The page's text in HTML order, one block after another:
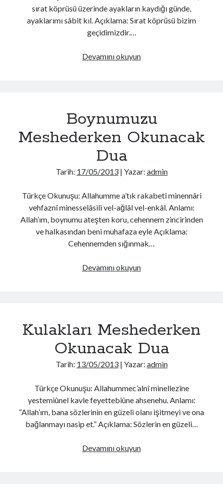
sırat köprüsü üzerinde ayakların kaydığı günde,
ayaklarımı sâbit kıl. Açıklama: Sırat köprüsü bizim
geçidimizdir.…
Devamını okuyunSağ
Boynumuzu
Meshederken Okunacak
Dua
Tarih: 17/05/2013| Yazar: admin
Türkçe Okunuşu: Allahumme a’tık rakabetî minennâri
vehfaznî minesselâsili vel-ağlâl vel-enkâl. Anlamı:
Allah’ım, boynumu ateşten koru, cehennem zincirinden
ve halkasından beni muhafaza eyle Açıklama:
Cehennemden sığınmak…
Devamını okuyunBoynumuzu
Kulakları Meshederken
Okunacak Dua
Tarih: 13/05/2013| Yazar: admin
Türkçe Okunuşu: Allahummec’alnî minellezîne
yestemiûnel kavle feyettebiûne ahsenehu. Anlamı:
“Allah’ım, bana sözlerinin en güzeli olanı işitmeyi ve ona
bağlanmayı nasip et.” Açıklama: Sözlerin en güzeli…
Devamını okuyunKulakları